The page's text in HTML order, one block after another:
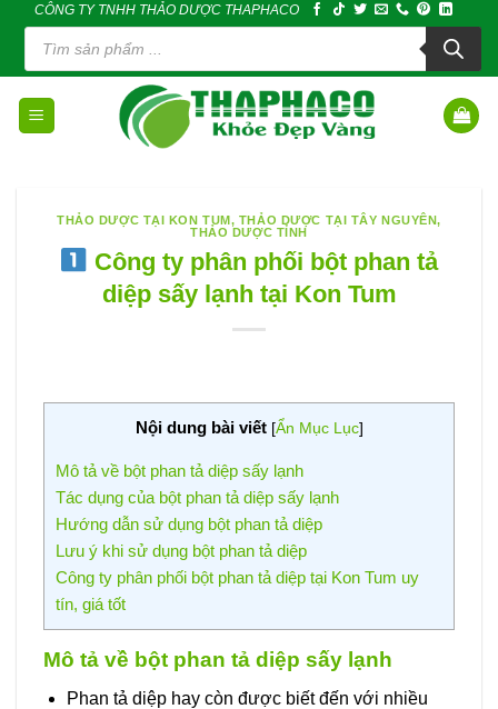
content
CÔNG TY TNHH THẢO DƯỢC THAPHACO
Tìm
kiếm
phẩm
THẢO DƯỢC TẠI KON TUM , THẢO DƯỢC TẠI TÂY NGUYÊN,
THẢO DƯỢC TỈNH
Công ty phân phối bột phan tả
diệp sấy lạnh tại Kon Tum
Nội dung bài viết [Ẩn Mục Lục]
Mô tả về bột phan tả diệp sấy lạnh
Tác dụng của bột phan tả diệp sấy lạnh
Hướng dẫn sử dụng bột phan tả diệp
Lưu ý khi sử dụng bột phan tả diệp
Công ty phân phối bột phan tả diệp tại Kon Tum uy
tín, giá tốt
Mô tả về bột phan tả diệp sấy lạnh
Phan tả diệp hay còn được biết đến với nhiều